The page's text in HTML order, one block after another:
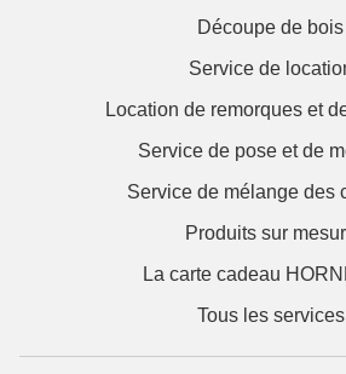
Découpe de bois
Service de
Location de remorques et
Service de pose et de
Service de mélange des
Produits sur
La carte cadeau
Tous les services